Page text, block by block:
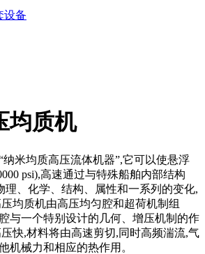
设备
均质机
米均质高压流体机器”,它可以使悬浮
psi),高速通过与特殊船舶内部结构
理、化学、结构、属性和一系列的变化,
均质机由高压均匀腔和超荷机制组
与一个特别设计的几何、增压机制的作
快,材料将由高速剪切,同时高频湍流,气
机械力和相应的热作用。